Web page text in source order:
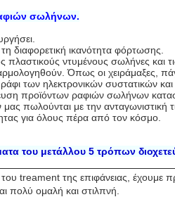
σωλήνων.
διαφορετική ικανότητα φόρτωσης.
πλαστικούς ντυμένους σωλήνες και
Όπως οι χειράμαξες,
των ηλεκτρονικών συστατικών
προϊόντων ραφιών σωλήνων
πωλούνται με την ανταγωνιστική
για όλους πέρα από τον κόσμο.
του μετάλλου 5 τρόπων
treament της επιφάνειας, έχουμε
πολύ ομαλή και στιλπνή.